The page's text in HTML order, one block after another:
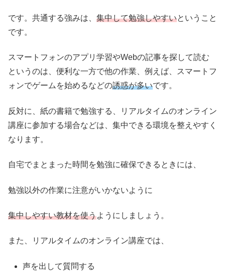
です。共通する強みは、 集中して勉強しやすいということ
です。
スマートフォンのアプリ学習やWebの記事を探して読む
というのは、便利な一方で他の作業、例えば、スマートフ
ォンでゲームを始めるなどの誘惑が多いです。
反対に、紙の書籍で勉強する、リアルタイムのオンライン
講座に参加する場合などは、集中できる環境を整えやすく
なります。
自宅でまとまった時間を勉強に確保できるときには、
勉強以外の作業に注意がいかないように
集中しやすい教材を使うようにしましょう。
また、リアルタイムのオンライン講座では、
声を出して質問する